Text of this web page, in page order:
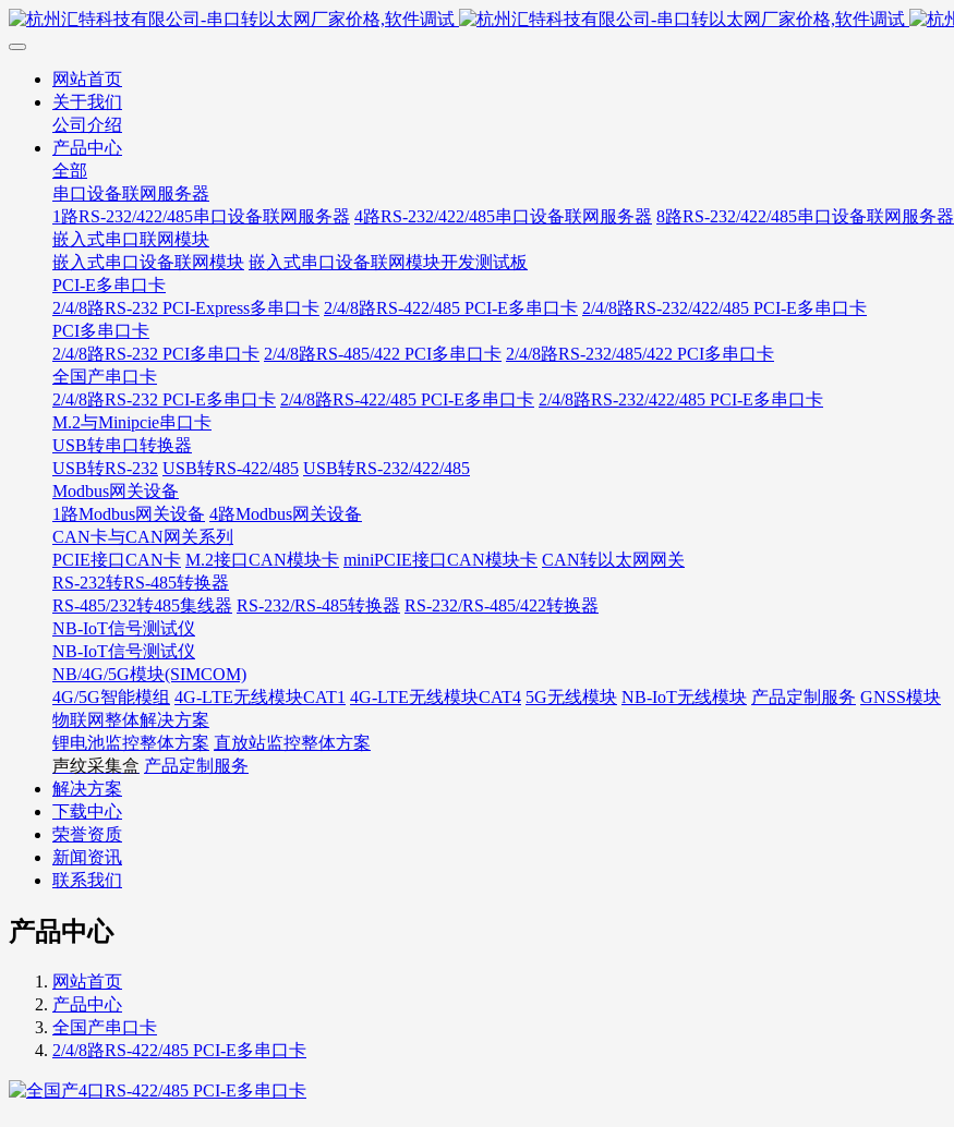
网站首页
关于我们
公司介绍
产品中心
全部
串口设备联网服务器
1路RS-232/422/485串口设备联网服务器 4路RS-232/422/485串口设备联网服务器 8路RS-232/422/485串口设备联网服务器
嵌入式串口联网模块
嵌入式串口设备联网模块 嵌入式串口设备联网模块开发测试板
PCI-E多串口卡
2/4/8路RS-232 PCI-Express多串口卡 2/4/8路RS-422/485 PCI-E多串口卡 2/4/8路RS-232/422/485 PCI-E多串口卡
PCI多串口卡
2/4/8路RS-232 PCI多串口卡 2/4/8路RS-485/422 PCI多串口卡 2/4/8路RS-232/485/422 PCI多串口卡
全国产串口卡
2/4/8路RS-232 PCI-E多串口卡 2/4/8路RS-422/485 PCI-E多串口卡 2/4/8路RS-232/422/485 PCI-E多串口卡
M.2与Minipcie串口卡
USB转串口转换器
USB转RS-232 USB转RS-422/485 USB转RS-232/422/485
Modbus网关设备
1路Modbus网关设备 4路Modbus网关设备
CAN卡与CAN网关系列
PCIE接口CAN卡 M.2接口CAN模块卡 miniPCIE接口CAN模块卡 CAN转以太网网关
RS-232转RS-485转换器
RS-485/232转485集线器 RS-232/RS-485转换器 RS-232/RS-485/422转换器
NB-IoT信号测试仪
NB-IoT信号测试仪
NB/4G/5G模块(SIMCOM)
4G/5G智能模组 4G-LTE无线模块CAT1 4G-LTE无线模块CAT4 5G无线模块 NB-IoT无线模块 产品定制服务 GNSS模块
物联网整体解决方案
锂电池监控整体方案 直放站监控整体方案
声纹采集盒 产品定制服务
解决方案
下载中心
荣誉资质
新闻资讯
联系我们
产品中心
网站首页
产品中心
全国产串口卡
2/4/8路RS-422/485 PCI-E多串口卡